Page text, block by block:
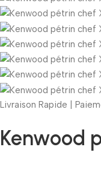
Livraison Rapide |
Kenwood